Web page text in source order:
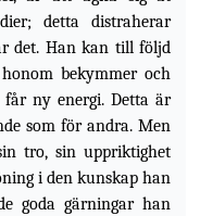
detta distraherar
det. Han kan till följd
bekymmer och
ny energi. Detta är
som för andra. Men
tro, sin uppriktighet
i den kunskap han
goda gärningar han